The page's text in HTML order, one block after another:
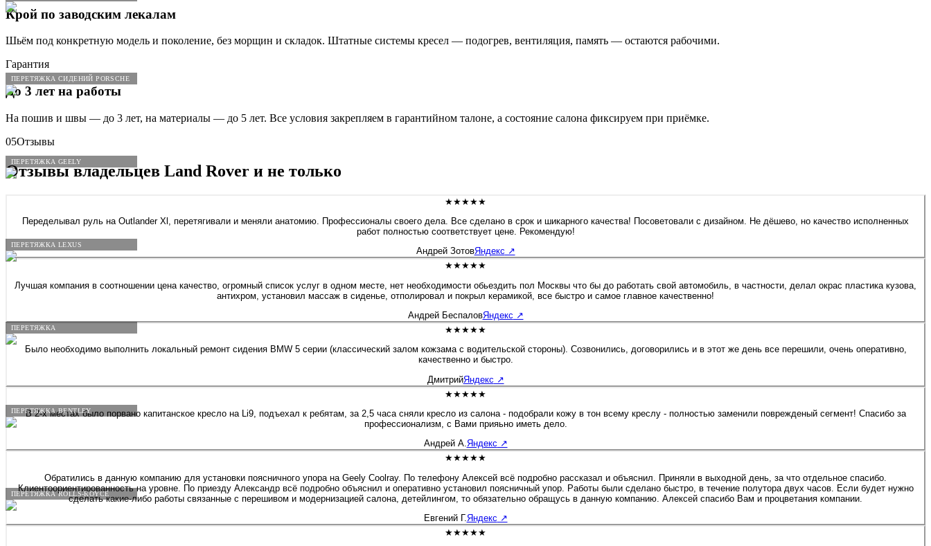
ПЕРЕТЯЖКА СИДЕНИЙ PORSCHE
ПЕРЕТЯЖКА GEELY
ПЕРЕТЯЖКА LEXUS
ПЕРЕТЯЖКА
ПЕРЕТЯЖКА BENTLEY
ПЕРЕТЯЖКА ROLLS-ROYCE
Крой по заводским лекалам
Шьём под конкретную модель и поколение, без морщин и складок. Штатные системы кресел — подогрев, вентиляция, память — остаются рабочими.
Гарантия
До 3 лет на работы
На пошив и швы — до 3 лет, на материалы — до 5 лет. Все условия закрепляем в гарантийном талоне, а состояние салона фиксируем при приёмке.
05Отзывы
Отзывы владельцев Land Rover и не только
★★★★★
Переделывал руль на Outlander Xl, перетягивали и меняли анатомию. Профессионалы своего дела. Все сделано в срок и шикарного качества! Посоветовали с дизайном. Не дёшево, но качество исполненных
работ полностью соответствует цене. Рекомендую!
Андрей ЗотовЯндекс ↗
★★★★★
Лучшая компания в соотношении цена качество, огромный список услуг в одном месте, нет необходимости обьездить пол Москвы что бы до работать свой автомобиль, в частности, делал окрас пластика кузова,
антихром, установил массаж в сиденье, отполировал и покрыл керамикой, все быстро и самое главное качественно!
Андрей БеспаловЯндекс ↗
★★★★★
Было необходимо выполнить локальный ремонт сидения BMW 5 серии (классический залом кожзама с водительской стороны). Созвонились, договорились и в этот же день все перешили, очень оперативно,
качественно и быстро.
ДмитрийЯндекс ↗
★★★★★
В 2-х местах было порвано капитанское кресло на Li9, подъехал к ребятам, за 2,5 часа сняли кресло из салона - подобрали кожу в тон всему креслу - полностью заменили поврежденый сегмент! Спасибо за
профессионализм, с Вами прияьно иметь дело.
Андрей А.Яндекс ↗
★★★★★
Обратились в данную компанию для установки поясничного упора на Geely Coolray. По телефону Алексей всё подробно рассказал и объяснил. Приняли в выходной день, за что отдельное спасибо.
Клиентоориентированность на уровне. По приезду Александр всё подробно объяснил и оперативно установил поясничный упор. Работы были сделано быстро, в течение полутора двух часов. Если будет нужно
сделать какие-либо работы связанные с перешивом и модернизацией салона, детейлингом, то обязательно обращусь в данную компанию. Алексей спасибо Вам и процветания компании.
Евгений Г. Яндекс ↗
★★★★★